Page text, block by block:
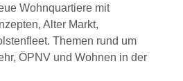
Wohnquartiere mit
Alter Markt,
Themen rund um
ÖPNV und Wohnen in der